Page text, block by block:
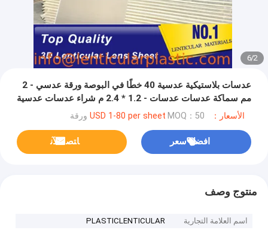
2
/
6
عدسات بلاستيكية عدسية 40 خطًا في البوصة ورقة عدسي - 2
مم سماكة عدسات عدسات - 1.2 * 2.4 م شراء عدسات عدسية
ثلاثية الأبعاد
الأسعار：USD 1-80 per sheet MOQ：50 ورقة
افضل سعر ﺎﺘﺼﻟ ﺍﻶﻧ
منتوج وصف
اسم العلامة التجارية
PLASTICLENTICULAR